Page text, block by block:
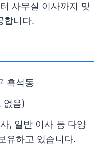
사무실 이사까지 맞
합니다.
흑석동
없음)
, 일반 이사 등 다양
유하고 있습니다.